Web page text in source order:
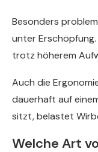
Besonders
unter
trotz höherem
Auch die
dauerhaft auf
sitzt, belastet
Welche Art